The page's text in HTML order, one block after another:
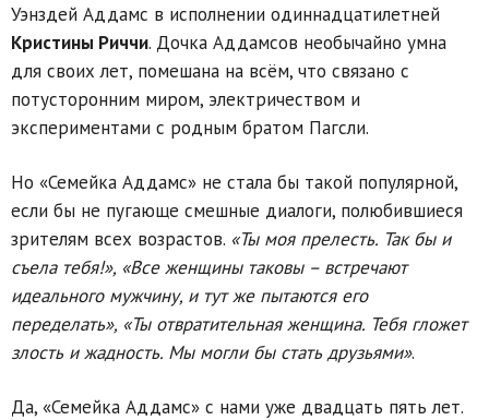
Уэнздей Аддамс в исполнении одиннадцатилетней
Кристины Риччи. Дочка Аддамсов необычайно умна
для своих лет, помешана на всём, что связано с
потусторонним миром, электричеством и
экспериментами с родным братом Пагсли.
Но «Семейка Аддамс» не стала бы такой популярной,
если бы не пугающе смешные диалоги, полюбившиеся
зрителям всех возрастов. «Ты моя прелесть. Так бы и
съела тебя!», «Все женщины таковы – встречают
идеального мужчину, и тут же пытаются его
переделать», «Ты отвратительная женщина. Тебя гложет
злость и жадность. Мы могли бы стать друзьями».
Да, «Семейка Аддамс» с нами уже двадцать пять лет.